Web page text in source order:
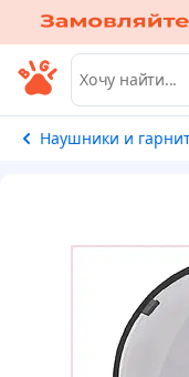
Наушники и